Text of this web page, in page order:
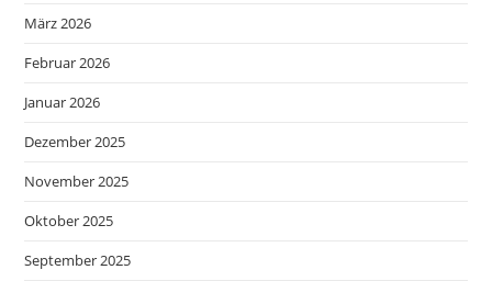
März 2026
Februar 2026
Januar 2026
Dezember 2025
November 2025
Oktober 2025
September 2025